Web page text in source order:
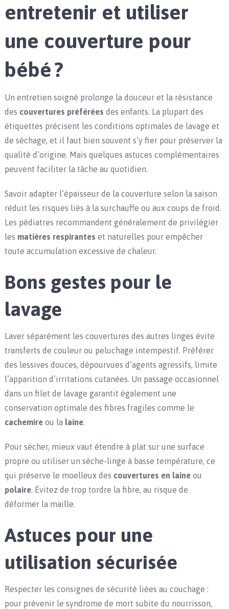
entretenir et utiliser
une couverture pour
bébé ?
Un entretien soigné prolonge la douceur et la résistance
des couvertures préférées des enfants. La plupart des
étiquettes précisent les conditions optimales de lavage et
de séchage, et il faut bien souvent s’y fier pour préserver la
qualité d’origine. Mais quelques astuces complémentaires
peuvent faciliter la tâche au quotidien.
Savoir adapter l’épaisseur de la couverture selon la saison
réduit les risques liés à la surchauffe ou aux coups de froid.
Les pédiatres recommandent généralement de privilégier
les matières respirantes et naturelles pour empêcher
toute accumulation excessive de chaleur.
Bons gestes pour le
lavage
Laver séparément les couvertures des autres linges évite
transferts de couleur ou peluchage intempestif. Préférer
des lessives douces, dépourvues d’agents agressifs, limite
l’apparition d’irritations cutanées. Un passage occasionnel
dans un filet de lavage garantit également une
conservation optimale des fibres fragiles comme le
cachemireou la laine.
Pour sécher, mieux vaut étendre à plat sur une surface
propre ou utiliser un sèche-linge à basse température, ce
qui préserve le moelleux des couvertures en laineou
polaire. Évitez de trop tordre la fibre, au risque de
déformer la maille.
Astuces pour une
utilisation sécurisée
Respecter les consignes de sécurité liées au couchage :
pour prévenir le syndrome de mort subite du nourrisson,